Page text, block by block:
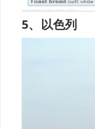
5、以色列